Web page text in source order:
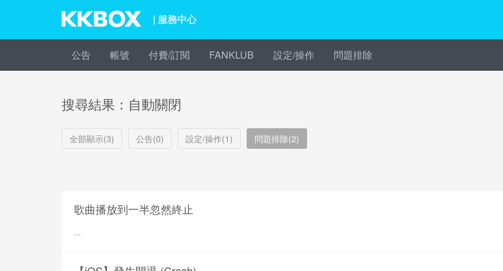
| 服務中心
公告 帳號 付費/訂閱 FANKLUB 設定/操作 問題排除
搜尋結果：自動關閉
全部顯示(3) 公告(0) 設定/操作(1) 問題排除(2)
歌曲播放到一半忽然終止
...